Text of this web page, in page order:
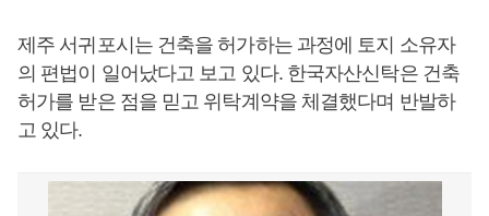
제주 서귀포시는 건축을 허가하는 과정에 토지 소유자
의 편법이 일어났다고 보고 있다. 한국자산신탁은 건축
허가를 받은 점을 믿고 위탁계약을 체결했다며 반발하
고 있다.